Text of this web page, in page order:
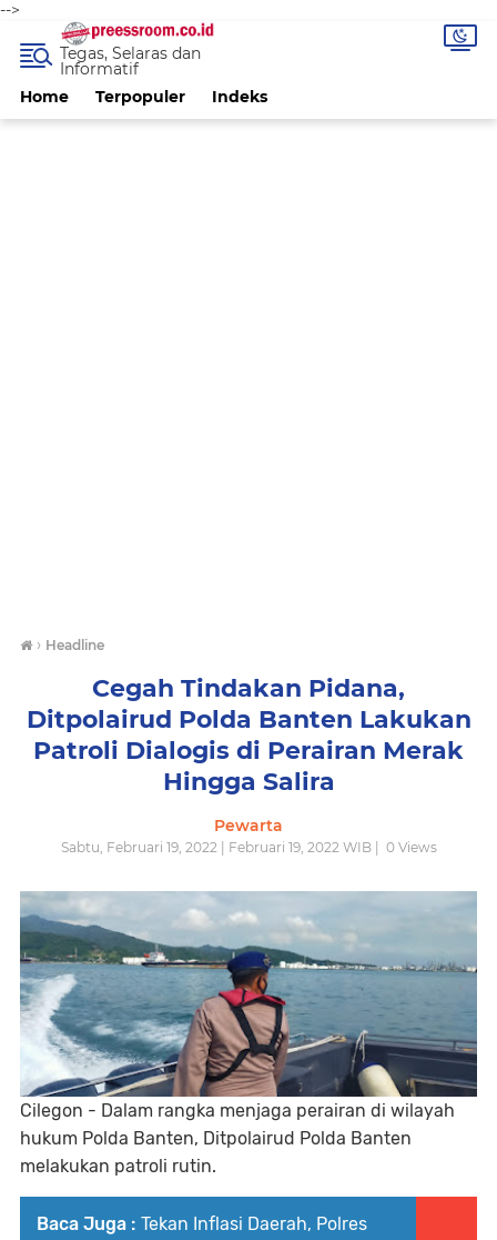
-->
Home Terpopuler Indeks
Tegas, Selaras dan
Informatif
› Headline
Cegah Tindakan Pidana,
Ditpolairud Polda Banten Lakukan
Patroli Dialogis di Perairan Merak
Hingga Salira
Pewarta
Sabtu, Februari 19, 2022 | Februari 19, 2022 WIB | 0Views
Cilegon - Dalam rangka menjaga perairan di wilayah
hukum Polda Banten, Ditpolairud Polda Banten
melakukan patroli rutin.
Baca Juga : Tekan Inflasi Daerah, Polres